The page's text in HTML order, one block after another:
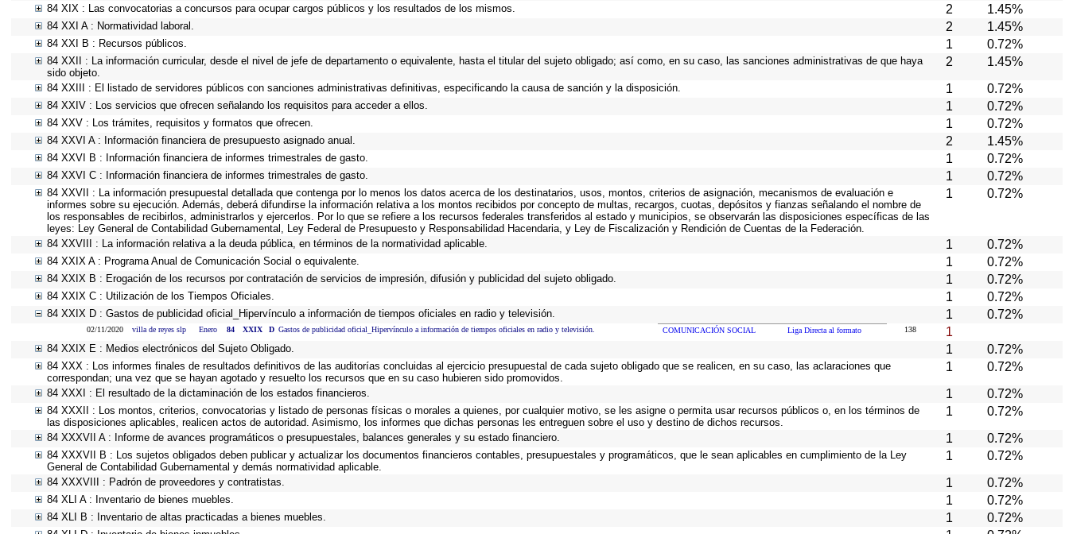
84 XIX : Las convocatorias a concursos para ocupar cargos públicos y los resultados de los mismos. 2 1.45%
84 XXI A : Normatividad laboral. 2 1.45%
84 XXI B : Recursos públicos. 1 0.72%
84 XXII : La información curricular, desde el nivel de jefe de departamento o equivalente, hasta el titular del sujeto obligado; así como, en su caso, las sanciones administrativas de que haya
sido objeto.
2 1.45%
84 XXIII : El listado de servidores públicos con sanciones administrativas definitivas, especificando la causa de sanción y la disposición. 1 0.72%
84 XXIV : Los servicios que ofrecen señalando los requisitos para acceder a ellos. 1 0.72%
84 XXV : Los trámites, requisitos y formatos que ofrecen. 1 0.72%
84 XXVI A : Información financiera de presupuesto asignado anual. 2 1.45%
84 XXVI B : Información financiera de informes trimestrales de gasto. 1 0.72%
84 XXVI C : Información financiera de informes trimestrales de gasto. 1 0.72%
84 XXVII : La información presupuestal detallada que contenga por lo menos los datos acerca de los destinatarios, usos, montos, criterios de asignación, mecanismos de evaluación e
informes sobre su ejecución. Además, deberá difundirse la información relativa a los montos recibidos por concepto de multas, recargos, cuotas, depósitos y fianzas señalando el nombre de
los responsables de recibirlos, administrarlos y ejercerlos. Por lo que se refiere a los recursos federales transferidos al estado y municipios, se observarán las disposiciones específicas de las
leyes: Ley General de Contabilidad Gubernamental, Ley Federal de Presupuesto y Responsabilidad Hacendaria, y Ley de Fiscalización y Rendición de Cuentas de la Federación.
1 0.72%
84 XXVIII : La información relativa a la deuda pública, en términos de la normatividad aplicable. 1 0.72%
84 XXIX A : Programa Anual de Comunicación Social o equivalente. 1 0.72%
84 XXIX B : Erogación de los recursos por contratación de servicios de impresión, difusión y publicidad del sujeto obligado. 1 0.72%
84 XXIX C : Utilización de los Tiempos Oficiales. 1 0.72%
84 XXIX D : Gastos de publicidad oficial_Hipervínculo a información de tiempos oficiales en radio y televisión. 1 0.72%
02/11/2020 villa de reyes slp Enero 84 XXIX D Gastos de publicidad oficial_Hipervínculo a información de tiempos oficiales en radio y televisión. COMUNICACIÓN SOCIAL Liga Directa al formato 138 1
84 XXIX E : Medios electrónicos del Sujeto Obligado. 1 0.72%
84 XXX : Los informes finales de resultados definitivos de las auditorías concluidas al ejercicio presupuestal de cada sujeto obligado que se realicen, en su caso, las aclaraciones que
correspondan; una vez que se hayan agotado y resuelto los recursos que en su caso hubieren sido promovidos.
1 0.72%
84 XXXI : El resultado de la dictaminación de los estados financieros. 1 0.72%
84 XXXII : Los montos, criterios, convocatorias y listado de personas físicas o morales a quienes, por cualquier motivo, se les asigne o permita usar recursos públicos o, en los términos de
las disposiciones aplicables, realicen actos de autoridad. Asimismo, los informes que dichas personas les entreguen sobre el uso y destino de dichos recursos.
1 0.72%
84 XXXVII A : Informe de avances programáticos o presupuestales, balances generales y su estado financiero. 1 0.72%
84 XXXVII B : Los sujetos obligados deben publicar y actualizar los documentos financieros contables, presupuestales y programáticos, que le sean aplicables en cumplimiento de la Ley
General de Contabilidad Gubernamental y demás normatividad aplicable.
1 0.72%
84 XXXVIII : Padrón de proveedores y contratistas. 1 0.72%
84 XLI A : Inventario de bienes muebles. 1 0.72%
84 XLI B : Inventario de altas practicadas a bienes muebles. 1 0.72%